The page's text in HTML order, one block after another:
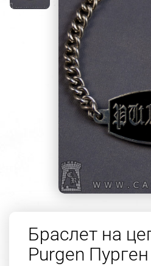
Браслет на
Purgen Пурген